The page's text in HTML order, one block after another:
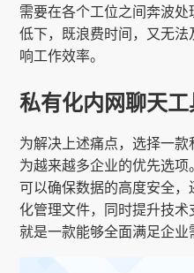
需要在各个工位之间奔波
低下，既浪费时间，又无
响工作效率。
私有化内网聊天
为解决上述痛点，选择一
为越来越多企业的优先选
可以确保数据的高度安全
化管理文件，同时提升技
就是一款能够全面满足企业